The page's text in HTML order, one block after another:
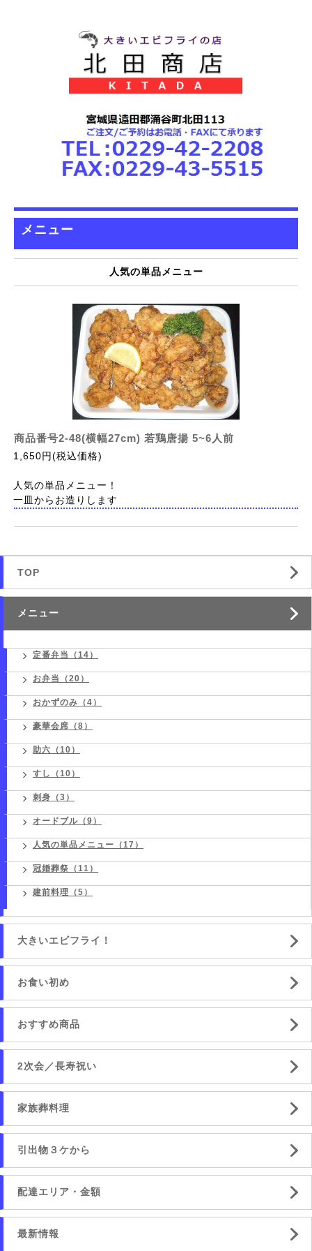
メニュー
人気の単品メニュー
商品番号2-48(横幅27cm) 若鶏唐揚 5~6人前
1,650円(税込価格)
人気の単品メニュー！
一皿からお造りします
TOP
メニュー
定番弁当（14）
お弁当（20）
おかずのみ（4）
豪華会席（8）
助六（10）
すし（10）
刺身（3）
オードブル（9）
人気の単品メニュー（17）
冠婚葬祭（11）
建前料理（5）
大きいエビフライ！
お食い初め
おすすめ商品
2次会／長寿祝い
家族葬料理
引出物３ケから
配達エリア・金額
最新情報